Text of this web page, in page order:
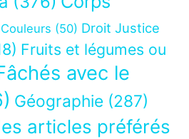
Couleurs (50) Droit Justice
Fruits et légumes ou
avec le
Géographie (287)
articles préférés